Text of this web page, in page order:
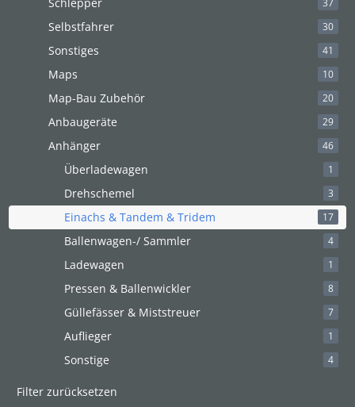
37
Selbstfahrer 30
Sonstiges 41
Maps 10
Map-Bau Zubehör 20
Anbaugeräte 29
Anhänger 46
Überladewagen 1
Drehschemel 3
Einachs & Tandem & Tridem 17
Ballenwagen-/ Sammler 4
Ladewagen 1
Pressen & Ballenwickler 8
Güllefässer & Miststreuer 7
Auflieger 1
Sonstige 4
Filter zurücksetzen